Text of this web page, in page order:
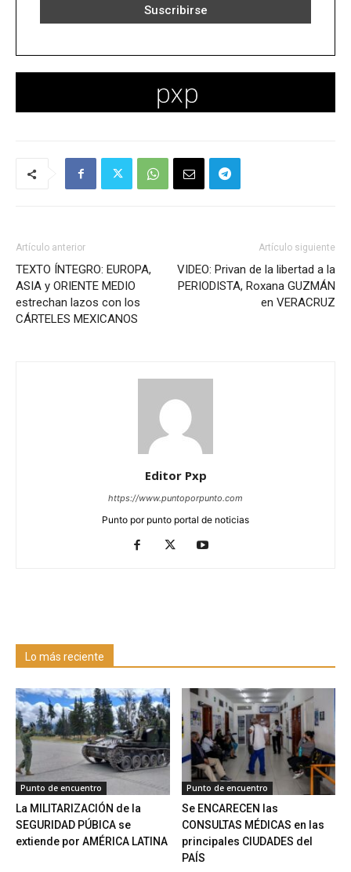
Artículo anterior
TEXTO ÍNTEGRO: EUROPA,
ASIA y ORIENTE MEDIO
estrechan lazos con los
CÁRTELES MEXICANOS
Artículo siguiente
VIDEO: Privan de la libertad a la
PERIODISTA, Roxana GUZMÁN
en VERACRUZ
Editor Pxp
https://www.puntoporpunto.com
Punto por punto portal de noticias
Lo más reciente
Punto de encuentro
La MILITARIZACIÓN de la
SEGURIDAD PÚBICA se
extiende por AMÉRICA LATINA
Punto de encuentro
Se ENCARECEN las
CONSULTAS MÉDICAS en las
principales CIUDADES del
PAÍS